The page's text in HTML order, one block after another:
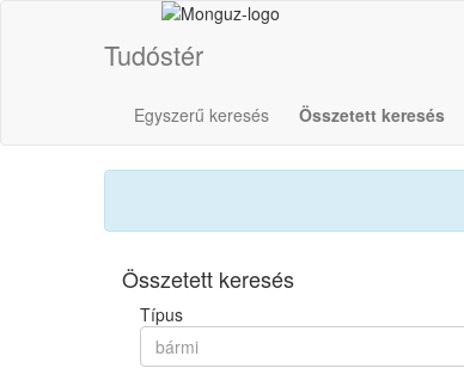
Tudóstér
Egyszerű keresés Összetett keresés
Összetett keresés
Típus
bármi